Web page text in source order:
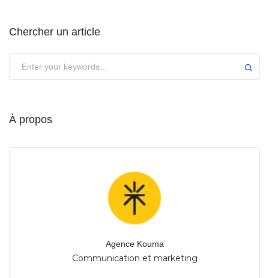
Chercher un article
À propos
Agence Kouma
Communication et marketing